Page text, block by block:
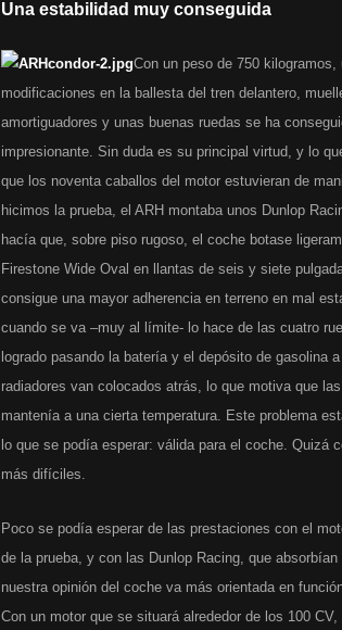
Una estabilidad muy conseguida
Con un peso de 750
modificaciones en la ballesta del tren delantero,
amortiguadores y unas buenas ruedas se ha
impresionante. Sin duda es su principal virtud, y lo
que los noventa caballos del motor estuvieran de
hicimos la prueba, el ARH montaba unos Dunlop
hacía que, sobre piso rugoso, el coche botase
Firestone Wide Oval en llantas de seis y siete
consigue una mayor adherencia en terreno en mal
cuando se va –muy al límite- lo hace de las cuatro
logrado pasando la batería y el depósito de gasolina
radiadores van colocados atrás, lo que motiva que
mantenía a una cierta temperatura. Este problema
lo que se podía esperar: válida para el coche. Quizá
más difíciles.
Poco se podía esperar de las prestaciones con el
de la prueba, y con las Dunlop Racing, que
nuestra opinión del coche va más orientada en
Con un motor que se situará alrededor de los 100